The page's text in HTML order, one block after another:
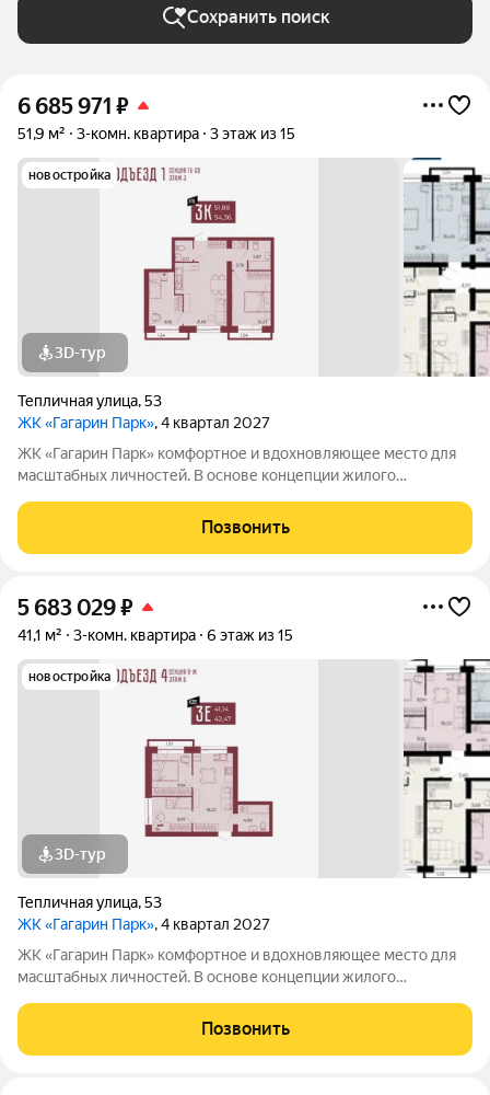
Сохранить поиск
6 685 971 ₽
51,9 м² 3-комн. квартира 3 этаж из 15
новостройка
3D-тур
Тепличная улица,53
ЖК «Гагарин Парк», 4 квартал 2027
ЖК «Гагарин Парк» комфортное и вдохновляющее место для
масштабных личностей. В основе концепции жилого
великого летчика-космонавта и героя СССР. Жилой квартал
«Гагарин Парк» расположился в
Позвонить
5 683 029₽
41,1 м² 3-комн. квартира 6 этаж из 15
новостройка
3D-тур
Тепличная улица,53
ЖК «Гагарин Парк», 4 квартал 2027
ЖК «Гагарин Парк» комфортное и вдохновляющее место для
масштабных личностей. В основе концепции жилого
великого летчика-космонавта и героя СССР. Жилой квартал
«Гагарин Парк» расположился в
Позвонить